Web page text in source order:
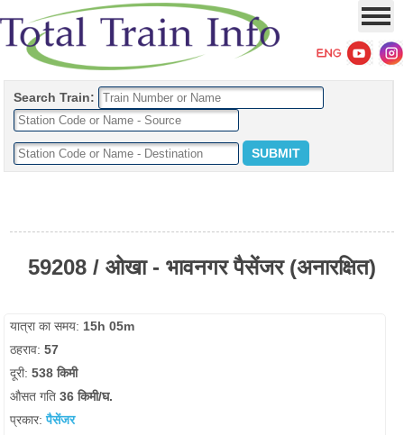
Search Train:
59208 / ओखा - भावनगर पैसेंजर (अनारक्षित)
यात्रा का समय: 15h 05m
ठहराव:57
दूरी:538 किमी
औसत गति36 किमी/घ.
प्रकार:पैसेंजर